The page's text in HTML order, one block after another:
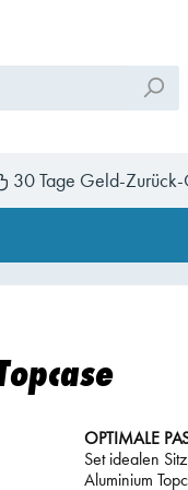
30 Tage Geld-
OPTIMALE
Set idealen
Aluminium